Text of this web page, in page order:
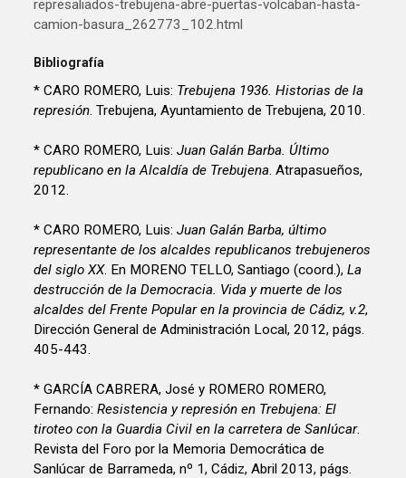
represaliados-trebujena-abre-puertas-volcaban-hasta-
camion-basura_262773_102.html
Bibliografía
* CARO ROMERO, Luis: Trebujena 1936. Historias de la
represión . Trebujena, Ayuntamiento de Trebujena, 2010.
* CARO ROMERO, Luis:Juan Galán Barba. Último
republicano en la Alcaldía de Trebujena . Atrapasueños,
2012.
* CARO ROMERO, Luis:Juan Galán Barba, último
representante de los alcaldes republicanos trebujeneros
del siglo XX. En MORENO TELLO, Santiago (coord.), La
destrucción de la Democracia. Vida y muerte de los
alcaldes del Frente Popular en la provincia de Cádiz, v.2,
Dirección General de Administración Local, 2012, págs.
405-443.
* GARCÍA CABRERA, José y ROMERO ROMERO,
Fernando:Resistencia y represión en Trebujena: El
tiroteo con la Guardia Civil en la carretera de Sanlúcar.
Revista del Foro por la Memoria Democrática de
Sanlúcar de Barrameda, nº 1, Cádiz, Abril 2013, págs.